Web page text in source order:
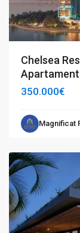
Chelsea
350.000€
Magnificat
T3,